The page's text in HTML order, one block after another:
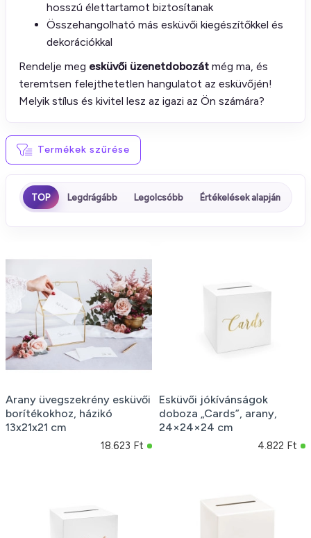
hosszú élettartamot biztosítanak
Összehangolható más esküvői kiegészítőkkel és
dekorációkkal
Rendelje meg esküvői üzenetdobozát még ma, és
teremtsen felejthetetlen hangulatot az esküvőjén!
Melyik stílus és kivitel lesz az igazi az Ön számára?
Termékek szűrése
TOP Legdrágább Legolcsóbb Értékelések alapján
Arany üvegszekrény esküvői
borítékokhoz, házikó
13x21x21 cm
18.623 Ft
Esküvői jókívánságok
doboza „Cards”, arany,
24×24×24 cm
4.822 Ft